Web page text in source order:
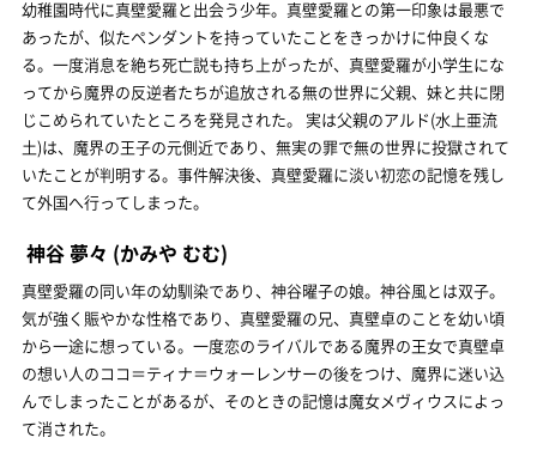
幼稚園時代に真壁愛羅と出会う少年。真壁愛羅との第一印象は最悪で
あったが、似たペンダントを持っていたことをきっかけに仲良くな
る。一度消息を絶ち死亡説も持ち上がったが、真壁愛羅が小学生にな
ってから魔界の反逆者たちが追放される無の世界に父親、妹と共に閉
じこめられていたところを発見された。 実は父親のアルド(水上亜流
土)は、魔界の王子の元側近であり、無実の罪で無の世界に投獄されて
いたことが判明する。事件解決後、真壁愛羅に淡い初恋の記憶を残し
て外国へ行ってしまった。
神谷 夢々 (かみや むむ)
真壁愛羅の同い年の幼馴染であり、神谷曜子の娘。神谷風とは双子。
気が強く賑やかな性格であり、真壁愛羅の兄、真壁卓のことを幼い頃
から一途に想っている。一度恋のライバルである魔界の王女で真壁卓
の想い人のココ＝ティナ＝ウォーレンサーの後をつけ、魔界に迷い込
んでしまったことがあるが、そのときの記憶は魔女メヴィウスによっ
て消された。